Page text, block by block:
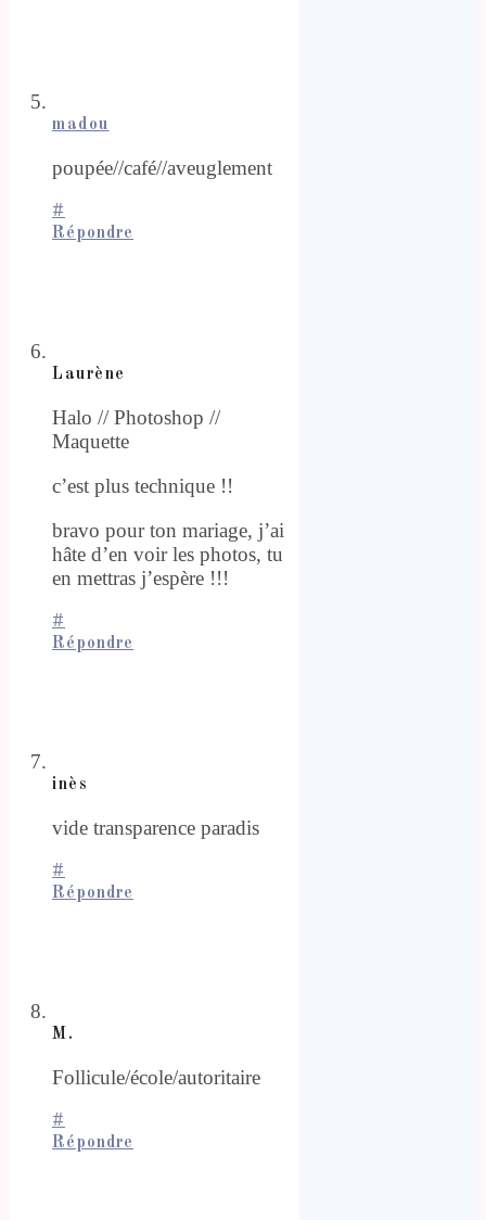
madou
poupée//café//aveuglement
#
Répondre
Laurène
Halo // Photoshop //
Maquette
c’est plus technique !!
bravo pour ton mariage, j’ai
hâte d’en voir les photos, tu
en mettras j’espère !!!
#
Répondre
inès
vide transparence paradis
#
Répondre
M.
Follicule/école/autoritaire
#
Répondre